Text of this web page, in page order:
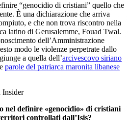
“genocidio di cristiani” quello che
È una dichiarazione che arriva
e che non trova riscontro nella
latino di Gerusalemme, Fouad Twal.
dell’Amministrazione
modo le violenze perpetrate dallo
a quella dell’arcivescovo siriano
parole del patriarca maronita libanese
Insider
nel definire «genocidio» di cristiani
controllati dall’Isis?